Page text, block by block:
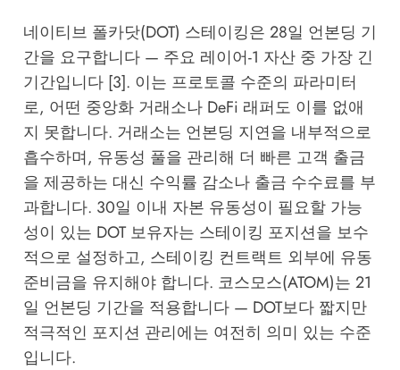
네이티브 폴카닷(DOT) 스테이킹은 28일 언본딩 기
간을 요구합니다 — 주요 레이어-1 자산 중 가장 긴
기간입니다 [3]. 이는 프로토콜 수준의 파라미터
로, 어떤 중앙화 거래소나 DeFi 래퍼도 이를 없애
지 못합니다. 거래소는 언본딩 지연을 내부적으로
흡수하며, 유동성 풀을 관리해 더 빠른 고객 출금
을 제공하는 대신 수익률 감소나 출금 수수료를 부
과합니다. 30일 이내 자본 유동성이 필요할 가능
성이 있는 DOT 보유자는 스테이킹 포지션을 보수
적으로 설정하고, 스테이킹 컨트랙트 외부에 유동
준비금을 유지해야 합니다. 코스모스(ATOM)는 21
일 언본딩 기간을 적용합니다 — DOT보다 짧지만
적극적인 포지션 관리에는 여전히 의미 있는 수준
입니다.